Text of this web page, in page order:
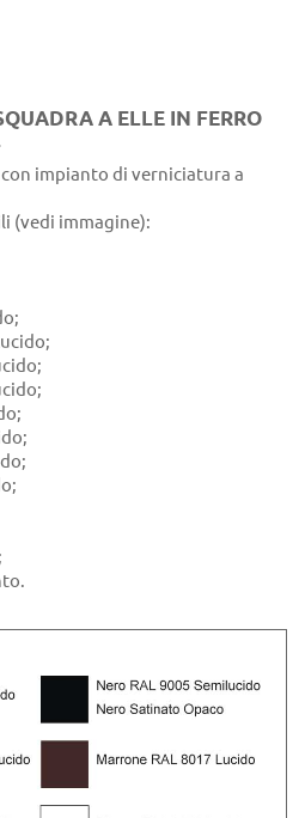
A ELLE IN FERRO
impianto di verniciatura a
(vedi immagine):